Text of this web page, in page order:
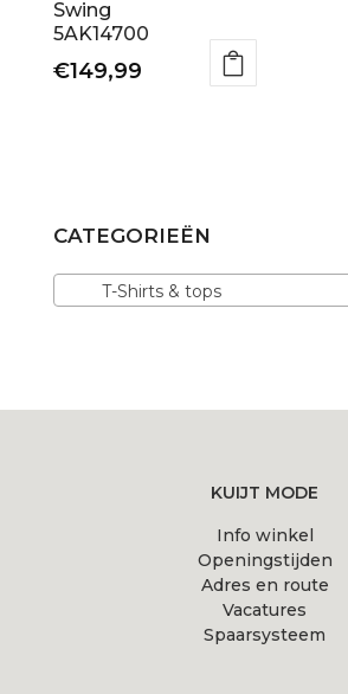
productpagina
Swing
5AK14700
€149,99
variaties.
optie
op
CATEGORIEËN
T-Shirts & tops
KUIJT MODE
Info winkel
Openingstijden
Adres en route
Vacatures
Spaarsysteem